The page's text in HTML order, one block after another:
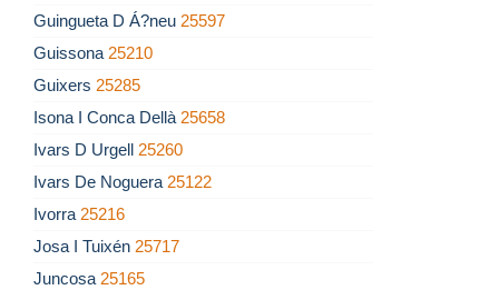
Guingueta D Á?neu 25597
Guissona 25210
Guixers 25285
Isona I Conca Dellà 25658
Ivars D Urgell 25260
Ivars De Noguera 25122
Ivorra 25216
Josa I Tuixén 25717
Juncosa 25165